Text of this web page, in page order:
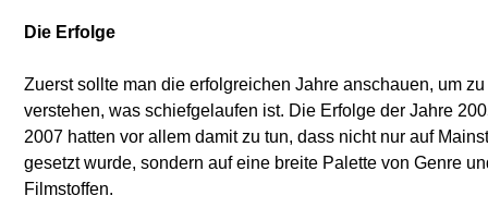
Die Erfolge
Zuerst sollte man die erfolgreichen Jahre anschauen, um zu
verstehen, was schiefgelaufen ist. Die Erfolge der Jahre
2007 hatten vor allem damit zu tun, dass nicht nur auf
gesetzt wurde, sondern auf eine breite Palette von Genre
Filmstoffen.